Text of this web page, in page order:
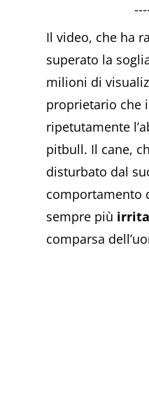
Il video, che ha
superato la
milioni di
proprietario che
ripetutamente
pitbull. Il cane,
disturbato dal
comportamento
sempre più
comparsa